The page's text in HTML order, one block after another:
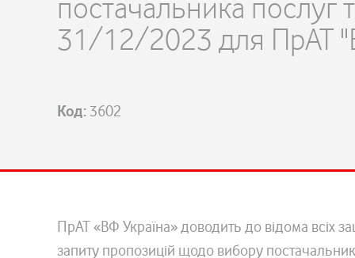
постачальника послуг
31/12/2023 для ПрАТ
Код: 3602
ПрАТ «ВФ Україна» доводить до відома всіх
запиту пропозицій щодо вибору